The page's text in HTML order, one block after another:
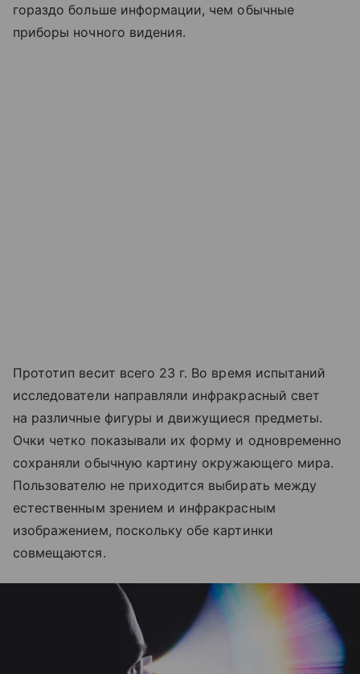
гораздо больше информации, чем обычные
приборы ночного видения.
Прототип весит всего 23 г. Во время испытаний
исследователи направляли инфракрасный свет
на различные фигуры и движущиеся предметы.
Очки четко показывали их форму и одновременно
сохраняли обычную картину окружающего мира.
Пользователю не приходится выбирать между
естественным зрением и инфракрасным
изображением, поскольку обе картинки
совмещаются.